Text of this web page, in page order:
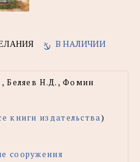
В НАЛИЧИИ
Беляев Н.Д., Фомин
книги издательства)
сооружения